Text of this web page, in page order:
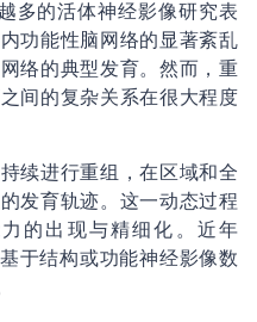
多的活体神经影像研究表
功能性脑网络的显著紊乱
络的典型发育。然而，重
间的复杂关系在很大程度
续进行重组，在区域和全
发育轨迹。这一动态过程
的出现与精细化。近年
于结构或功能神经影像数